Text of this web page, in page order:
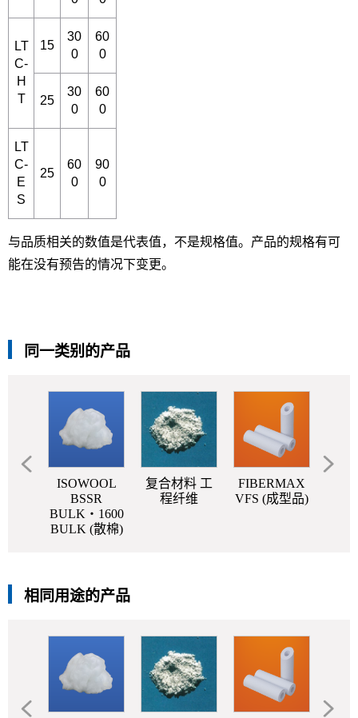
LT
C-
H
T
15
30
0
60
0
25
30
0
60
0
LT
C-
E
S
25
60
0
90
0
与品质相关的数值是代表值，不是规格值。产品的规格有可
能在没有预告的情况下变更。
同一类别的产品
ISOWOOL
BSSR
BULK・1600
BULK (散棉)
复合材料 工
程纤维
FIBERMAX
VFS (成型品)
相同用途的产品